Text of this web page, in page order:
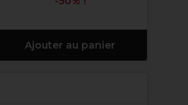
Ajouter au panier